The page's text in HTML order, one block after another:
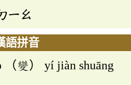
ㄧㄠ
語拼音
（變） yí jiàn shuāng